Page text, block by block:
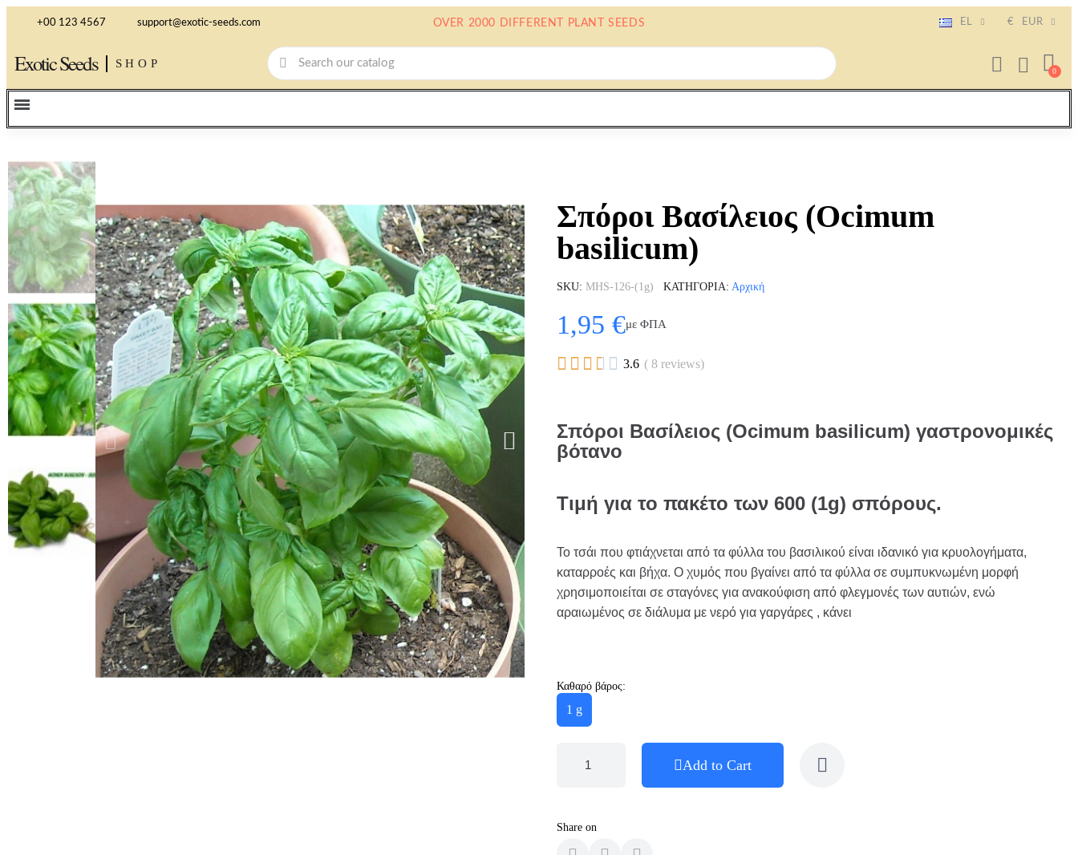
+00 123 4567 support@exotic-seeds.com OVER 2000 DIFFERENT PLANT SEEDS EL € EUR
Exotic Seeds SHOP
Σπόροι Βασίλειος (Ocimum
basilicum)
SKU MHS-126-(1g) ΚΑΤΗΓΟΡΊΑ Αρχική
1,95 €με ΦΠΑ
     3.6 ( 8 reviews)
Σπόροι Βασίλειος (Ocimum basilicum) γαστρονομικές
βότανο
Τιμή για το πακέτο των 600 (1g) σπόρους.
Το τσάι που φτιάχνεται από τα φύλλα του βασιλικού είναι ιδανικό για κρυολογήματα,
καταρροές και βήχα. Ο χυμός που βγαίνει από τα φύλλα σε συμπυκνωμένη μορφή
χρησιμοποιείται σε σταγόνες για ανακούφιση από φλεγμονές των αυτιών, ενώ
αραιωμένος σε διάλυμα με νερό για γαργάρες , κάνει
Καθαρό βάρος:
1 g
Add to Cart
Share on